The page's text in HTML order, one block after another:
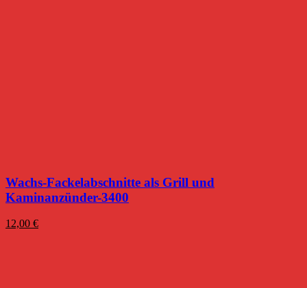
Wachs-Fackelabschnitte als Grill und
Kaminanzünder-3400
12,00 €